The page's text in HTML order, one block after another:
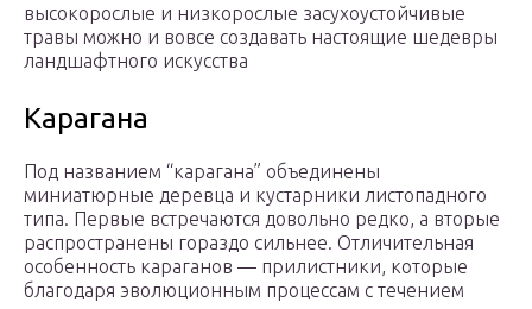
высокорослые и низкорослые засухоустойчивые
травы можно и вовсе создавать настоящие шедевры
ландшафтного искусства
Карагана
Под названием “карагана” объединены
миниатюрные деревца и кустарники листопадного
типа. Первые встречаются довольно редко, а вторые
распространены гораздо сильнее. Отличительная
особенность караганов — прилистники, которые
благодаря эволюционным процессам с течением